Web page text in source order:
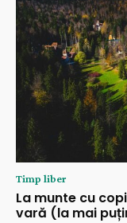
Timp liber
La munte cu
vară (la mai